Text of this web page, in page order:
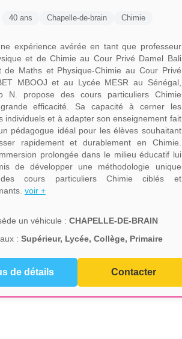
40 ans Chapelle-de-brain Chimie
expérience avérée en tant que professeur
et de Chimie au Cour Privé Damel Bali
de Maths et Physique-Chimie au Cour Privé
MBOOJ et au Lycée MESR au Sénégal,
N. propose des cours particuliers Chimie
efficacité. Sa capacité à cerner les
individuels et à adapter son enseignement fait
pédagogue idéal pour les élèves souhaitant
rapidement et durablement en Chimie.
prolongée dans le milieu éducatif lui
de développer une méthodologie unique
cours particuliers Chimie ciblés et
voir +
un véhicule : CHAPELLE-DE-BRAIN
: Supérieur, Lycée, Collège, Primaire
de détails Contacter